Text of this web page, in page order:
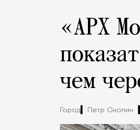
«АРХ
чем
Город Петр Скопин